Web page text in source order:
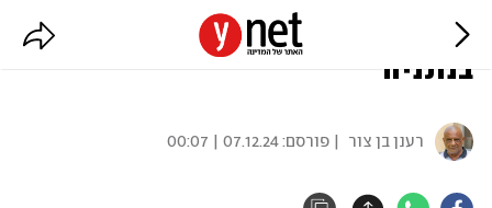
שני פצועים קשה ובינוני מדקירות
בנתניה
רענן בן צור | פורסם:07.12.24 | 00:07